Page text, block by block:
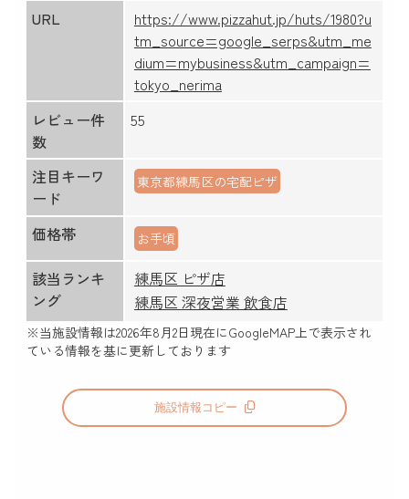
URL
https://www.pizzahut.jp/huts/1980?u
tm_source=google_serps&utm_me
dium=mybusiness&utm_campaign=
tokyo_nerima
レビュー件
数
55
注目キーワ
ード
東京都練馬区の宅配ピザ
価格帯 お手頃
該当ランキ
ング
練馬区 ピザ店
練馬区 深夜営業 飲食店
※当施設情報は2026年8月2日現在にGoogleMAP上で表示され
ている情報を基に更新しております
施設情報コピー